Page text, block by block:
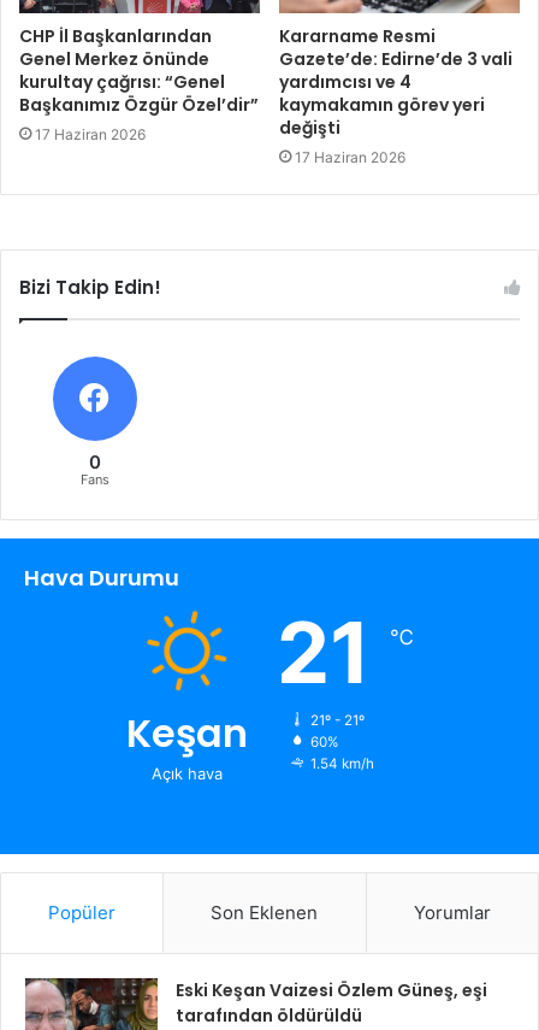
CHP İl Başkanlarından
Genel Merkez önünde
kurultay çağrısı: “Genel
Başkanımız Özgür Özel’dir”
17 Haziran 2026
Kararname Resmi
Gazete’de: Edirne’de 3 vali
yardımcısı ve 4
kaymakamın görev yeri
değişti
17 Haziran 2026
Bizi Takip Edin!
0
Fans
Hava Durumu
Keşan
Açık hava
21 ℃
21º - 21º
60%
1.54 km/h
Popüler Son Eklenen Yorumlar
Eski Keşan Vaizesi Özlem Güneş, eşi
tarafından öldürüldü